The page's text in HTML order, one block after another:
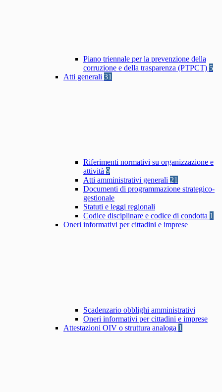
Piano triennale per la prevenzione della
corruzione e della trasparenza (PTPCT) 5
Atti generali 31
Riferimenti normativi su organizzazione e
attività 9
Atti amministrativi generali 21
Documenti di programmazione strategico-
gestionale
Statuti e leggi regionali
Codice disciplinare e codice di condotta 1
Oneri informativi per cittadini e imprese
Scadenzario obblighi amministrativi
Oneri informativi per cittadini e imprese
Attestazioni OIV o struttura analoga 1